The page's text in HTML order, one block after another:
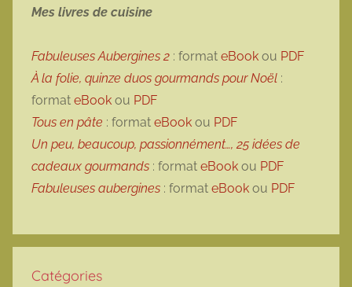
Mes livres de cuisine
Fabuleuses Aubergines 2 : format eBook ou PDF
À la folie, quinze duos gourmands pour Noël :
format eBook ou PDF
Tous en pâte : format eBook ou PDF
Un peu, beaucoup, passionnément…, 25 idées de
cadeaux gourmands : format eBook ou PDF
Fabuleuses aubergines : format eBook ou PDF
Catégories